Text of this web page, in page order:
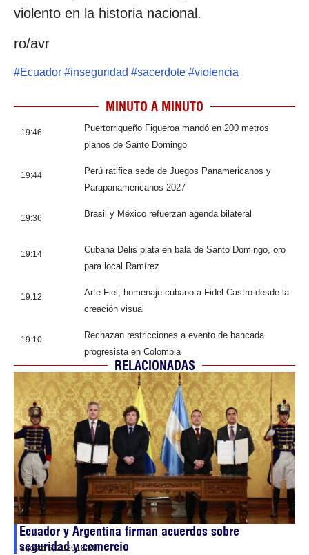
violento en la historia nacional.
ro/avr
#Ecuador #inseguridad #sacerdote #violencia
MINUTO A MINUTO
19:46
Puertorriqueño Figueroa mandó en 200 metros
planos de Santo Domingo
19:44
Perú ratifica sede de Juegos Panamericanos y
Parapanamericanos 2027
19:36 Brasil y México refuerzan agenda bilateral
19:14
Cubana Delis plata en bala de Santo Domingo, oro
para local Ramírez
19:12
Arte Fiel, homenaje cubano a Fidel Castro desde la
creación visual
19:10
Rechazan restricciones a evento de bancada
progresista en Colombia
RELACIONADAS
Ecuador y Argentina firman acuerdos sobre
seguridad y comercio
agosto 6, 202618:20